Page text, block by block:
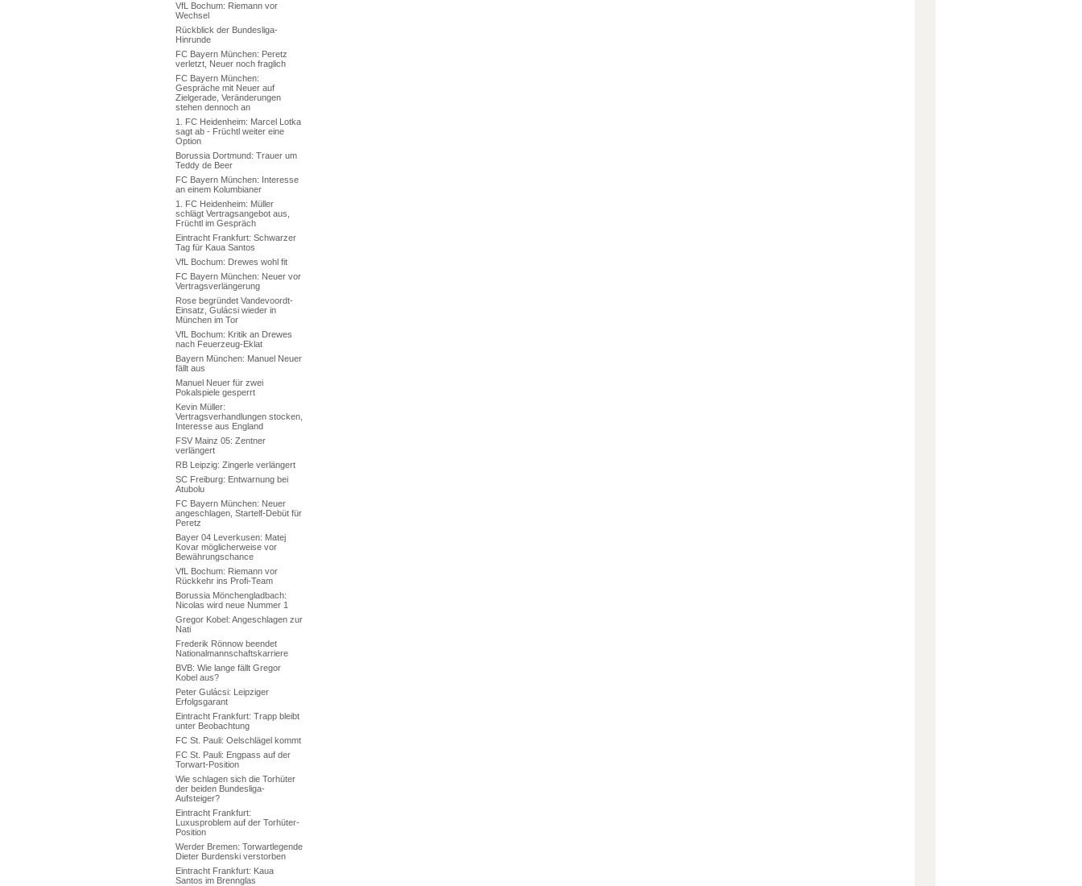
VfL Bochum: Riemann vor
Wechsel
Rückblick der Bundesliga-
Hinrunde
FC Bayern München: Peretz
verletzt, Neuer noch fraglich
FC Bayern München:
Gespräche mit Neuer auf
Zielgerade, Veränderungen
stehen dennoch an
1. FC Heidenheim: Marcel Lotka
sagt ab - Früchtl weiter eine
Option
Borussia Dortmund: Trauer um
Teddy de Beer
FC Bayern München: Interesse
an einem Kolumbianer
1. FC Heidenheim: Müller
schlägt Vertragsangebot aus,
Früchtl im Gespräch
Eintracht Frankfurt: Schwarzer
Tag für Kaua Santos
VfL Bochum: Drewes wohl fit
FC Bayern München: Neuer vor
Vertragsverlängerung
Rose begründet Vandevoordt-
Einsatz, Gulácsi wieder in
München im Tor
VfL Bochum: Kritik an Drewes
nach Feuerzeug-Eklat
Bayern München: Manuel Neuer
fällt aus
Manuel Neuer für zwei
Pokalspiele gesperrt
Kevin Müller:
Vertragsverhandlungen stocken,
Interesse aus England
FSV Mainz 05: Zentner
verlängert
RB Leipzig: Zingerle verlängert
SC Freiburg: Entwarnung bei
Atubolu
FC Bayern München: Neuer
angeschlagen, Startelf-Debüt für
Peretz
Bayer 04 Leverkusen: Matej
Kovar möglicherweise vor
Bewährungschance
VfL Bochum: Riemann vor
Rückkehr ins Profi-Team
Borussia Mönchengladbach:
Nicolas wird neue Nummer 1
Gregor Kobel: Angeschlagen zur
Nati
Frederik Rönnow beendet
Nationalmannschaftskarriere
BVB: Wie lange fällt Gregor
Kobel aus?
Peter Gulácsi: Leipziger
Erfolgsgarant
Eintracht Frankfurt: Trapp bleibt
unter Beobachtung
FC St. Pauli: Oelschlägel kommt
FC St. Pauli: Engpass auf der
Torwart-Position
Wie schlagen sich die Torhüter
der beiden Bundesliga-
Aufsteiger?
Eintracht Frankfurt:
Luxusproblem auf der Torhüter-
Position
Werder Bremen: Torwartlegende
Dieter Burdenski verstorben
Eintracht Frankfurt: Kaua
Santos im Brennglas